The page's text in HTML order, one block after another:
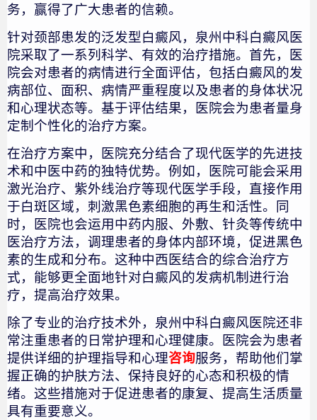
务，赢得了广大患者的信赖。
针对颈部患发的泛发型白癜风，泉州中科白癜风医
院采取了一系列科学、有效的治疗措施。首先，医
院会对患者的病情进行全面评估，包括白癜风的发
病部位、面积、病情严重程度以及患者的身体状况
和心理状态等。基于评估结果，医院会为患者量身
定制个性化的治疗方案。
在治疗方案中，医院充分结合了现代医学的先进技
术和中医中药的独特优势。例如，医院可能会采用
激光治疗、紫外线治疗等现代医学手段，直接作用
于白斑区域，刺激黑色素细胞的再生和活性。同
时，医院也会运用中药内服、外敷、针灸等传统中
医治疗方法，调理患者的身体内部环境，促进黑色
素的生成和分布。这种中西医结合的综合治疗方
式，能够更全面地针对白癜风的发病机制进行治
疗，提高治疗效果。
除了专业的治疗技术外，泉州中科白癜风医院还非
常注重患者的日常护理和心理健康。医院会为患者
提供详细的护理指导和心理咨询服务，帮助他们掌
握正确的护肤方法、保持良好的心态和积极的情
绪。这些措施对于促进患者的康复、提高生活质量
具有重要意义。